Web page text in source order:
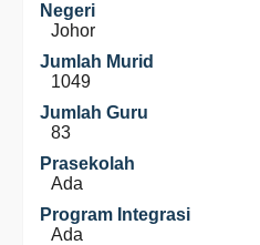
Negeri
Johor
Jumlah Murid
1049
Jumlah Guru
83
Prasekolah
Ada
Program Integrasi
Ada